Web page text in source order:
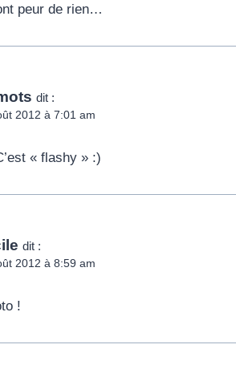
peur de rien…
dit :
2012 à 7:01 am
« flashy » :)
dit :
2012 à 8:59 am
!